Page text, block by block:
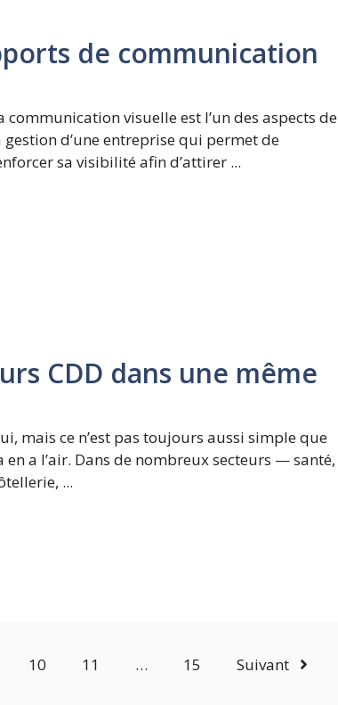
de communication
communication visuelle est l’un des aspects de
gestion d’une entreprise qui permet de
sa visibilité afin d’attirer ...
CDD dans une même
mais ce n’est pas toujours aussi simple que
en a l’air. Dans de nombreux secteurs — santé,
...
10 11 … 15 Suivant